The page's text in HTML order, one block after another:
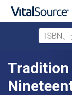
メインコンテン
ISBN、
Tradition